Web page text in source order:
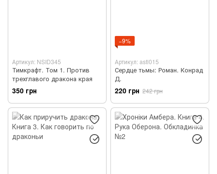
Артикул: NSID345
Тимкрафт. Том 1. Против
трехглавого дракона края
350 грн
−9%
Артикул: astl015
Сердце тьмы: Роман. Конрад
Д.
220 грн 242 грн